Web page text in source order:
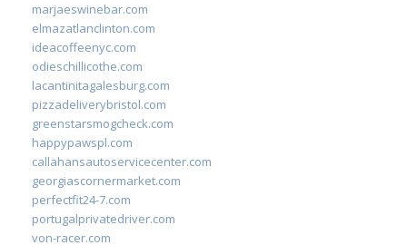
marjaeswinebar.com
elmazatlanclinton.com
ideacoffeenyc.com
odieschillicothe.com
lacantinitagalesburg.com
pizzadeliverybristol.com
greenstarsmogcheck.com
happypawspl.com
callahansautoservicecenter.com
georgiascornermarket.com
perfectfit24-7.com
portugalprivatedriver.com
von-racer.com